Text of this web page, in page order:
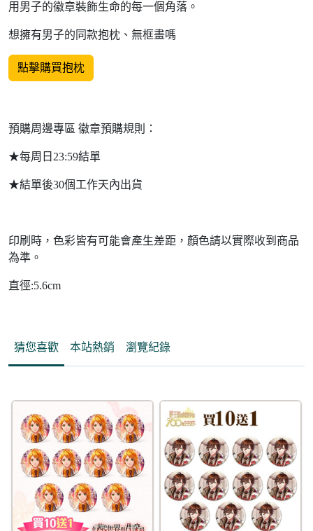
用男子的徽章裝飾生命的每一個角落。
想擁有男子的同款抱枕、無框畫嗎
點擊購買抱枕
預購周邊專區 徽章預購規則：
★每周日23:59結單
★結單後30個工作天內出貨
印刷時，色彩皆有可能會產生差距，顏色請以實際收到商品
為準。
直徑:5.6cm
猜您喜歡 本站熱銷 瀏覽紀錄